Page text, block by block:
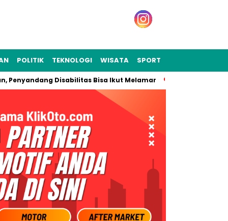
POLITIK TEKNOLOGI WISATA SPORT
Disabilitas Bisa Ikut Melamar DPRD Kota Bekasi